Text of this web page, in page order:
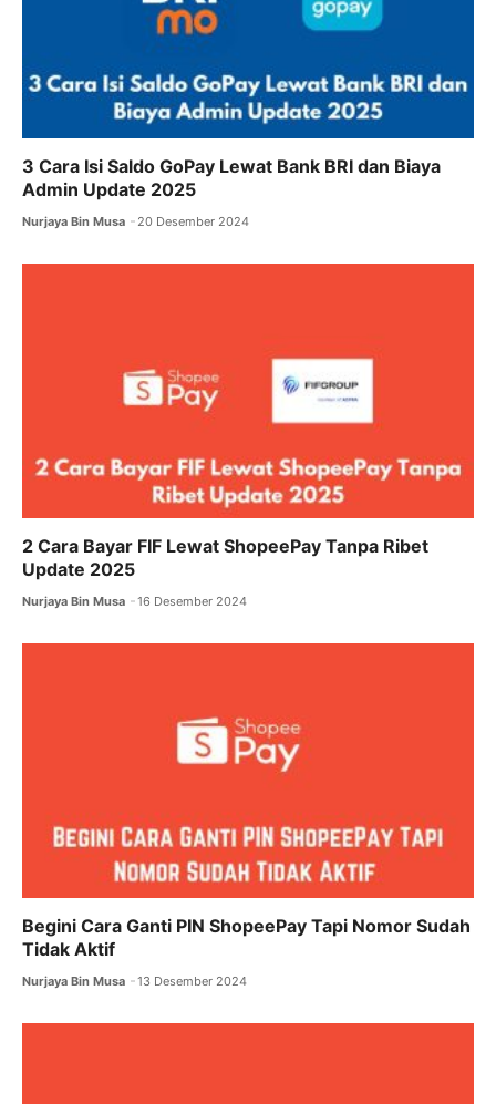
3 Cara Isi Saldo GoPay Lewat Bank BRI dan Biaya
Admin Update 2025
Nurjaya Bin Musa 20 Desember 2024
2 Cara Bayar FIF Lewat ShopeePay Tanpa Ribet
Update 2025
Nurjaya Bin Musa 16 Desember 2024
Begini Cara Ganti PIN ShopeePay Tapi Nomor Sudah
Tidak Aktif
Nurjaya Bin Musa 13 Desember 2024